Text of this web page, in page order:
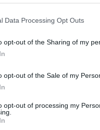
Data Processing Opt Outs
opt-out of the Sharing of my
opt-out of the Sale of my
opt-out of processing my
του Εποπτικού
5 Αυγούστου του 2014.
έφερε στο φως πλήθος
ως υπηρεσία, αλλά
στα
σύστασης ενός
από τις εκάστοτε
που αφορούσε στη ΝΕΡΙΤ,
τη δημόσια